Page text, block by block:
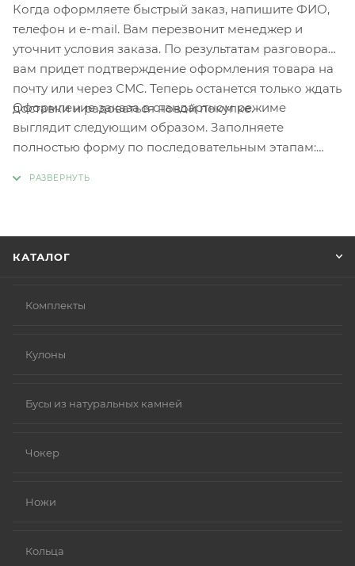
Когда оформляете быстрый заказ, напишите ФИО,
телефон и e-mail. Вам перезвонит менеджер и
уточнит условия заказа. По результатам разговора
вам придет подтверждение оформления товара на
почту или через СМС. Теперь останется только ждать
доставки и радоваться новой покупке.
Оформление заказа в стандартном режиме
выглядит следующим образом. Заполняете
полностью форму по последовательным этапам:
КАТАЛОГ
Комплекты
Кулоны
Бусы из натуральных камней
Чокер
Ножи
Кольца